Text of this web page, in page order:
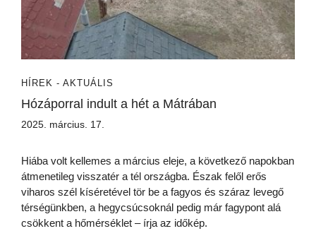
HÍREK - AKTUÁLIS
Hózáporral indult a hét a Mátrában
2025. március. 17.
Hiába volt kellemes a március eleje, a következő napokban
átmenetileg visszatér a tél országba. Észak felől erős
viharos szél kíséretével tör be a fagyos és száraz levegő
térségünkben, a hegycsúcsoknál pedig már fagypont alá
csökkent a hőmérséklet – írja az időkép.